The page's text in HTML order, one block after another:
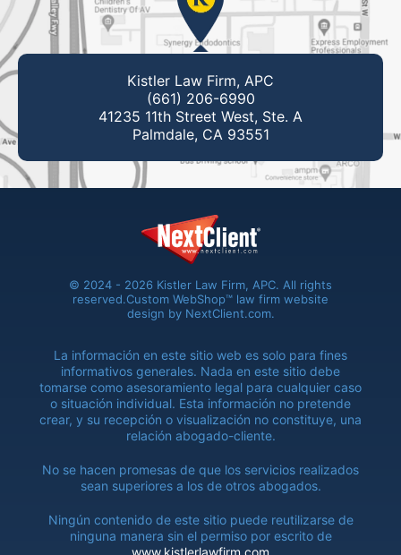
Kistler Law Firm, APC
(661) 206-6990
41235 11th Street West, Ste. A
Palmdale, CA 93551
© 2024 - 2026 Kistler Law Firm, APC. All rights
reserved.Custom WebShop™ law firm website
design by NextClient.com.
La información en este sitio web es solo para fines
informativos generales. Nada en este sitio debe
tomarse como asesoramiento legal para cualquier caso
o situación individual. Esta información no pretende
crear, y su recepción o visualización no constituye, una
relación abogado-cliente.
No se hacen promesas de que los servicios realizados
sean superiores a los de otros abogados.
Ningún contenido de este sitio puede reutilizarse de
ninguna manera sin el permiso por escrito de